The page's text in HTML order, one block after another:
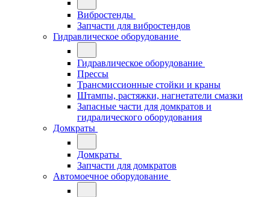
Вибростенды
Запчасти для вибростендов
Гидравлическое оборудование
Гидравлическое оборудование
Прессы
Трансмиссионные стойки и краны
Штампы, растяжки, нагнетатели смазки
Запасные части для домкратов и
гидралического оборудования
Домкраты
Домкраты
Запчасти для домкратов
Автомоечное оборудование